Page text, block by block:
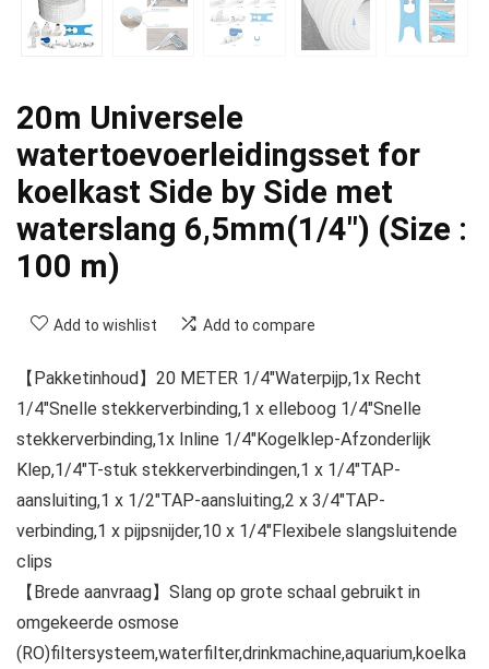
20m Universele
watertoevoerleidingsset for
koelkast Side by Side met
waterslang 6,5mm(1/4″) (Size :
100 m)
Add to wishlist Add to compare
【Pakketinhoud】20 METER 1/4″Waterpijp,1x Recht
1/4″Snelle stekkerverbinding,1 x elleboog 1/4″Snelle
stekkerverbinding,1x Inline 1/4″Kogelklep-Afzonderlijk
Klep,1/4″T-stuk stekkerverbindingen,1 x 1/4″TAP-
aansluiting,1 x 1/2″TAP-aansluiting,2 x 3/4″TAP-
verbinding,1 x pijpsnijder,10 x 1/4″Flexibele slangsluitende
clips
【Brede aanvraag】Slang op grote schaal gebruikt in
omgekeerde osmose
(RO)filtersysteem,waterfilter,drinkmachine,aquarium,koelka